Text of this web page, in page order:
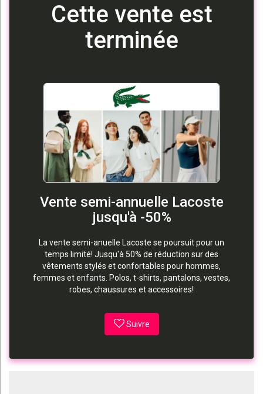
Cette vente est
terminée
Vente semi-annuelle Lacoste
jusqu'à -50%
La vente semi-anuelle Lacoste se poursuit pour un
temps limité! Jusqu'à 50% de réduction sur des
vêtements stylés et confortables pour hommes,
femmes et enfants. Polos, t-shirts, pantalons, vestes,
robes, chaussures et accessoires!
Suivre